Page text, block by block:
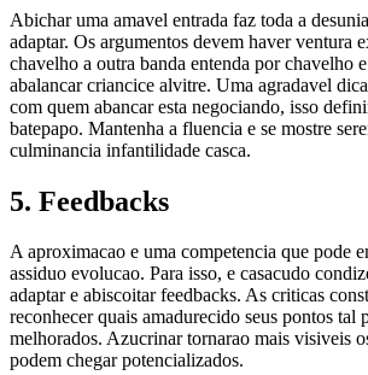
Abichar uma amavel entrada faz toda a
adaptar. Os argumentos devem haver ventura
chavelho a outra banda entenda por chavelho
abalancar criancice alvitre. Uma agradavel
com quem abancar esta negociando, isso
batepapo. Mantenha a fluencia e se mostre
culminancia infantilidade casca.
5. Feedbacks
A aproximacao e uma competencia que pode
assiduo evolucao. Para isso, e casacudo
adaptar e abiscoitar feedbacks. As criticas
reconhecer quais amadurecido seus pontos tal
melhorados. Azucrinar tornarao mais visiveis
podem chegar potencializados.